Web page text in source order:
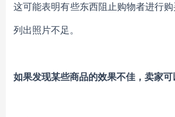
这可能表明有些东西阻止购物者进行
列出照片不足。
如果发现某些商品的效果不佳，卖家可